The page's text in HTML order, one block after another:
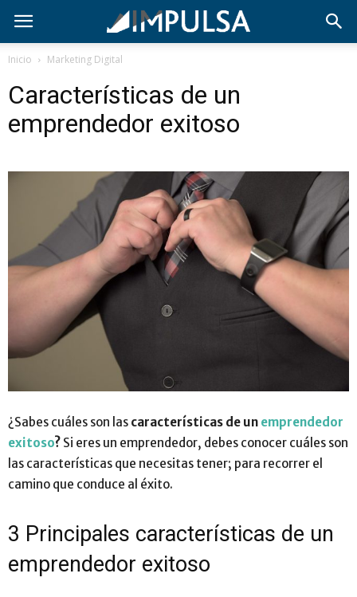
Inicio Marketing Digital
Características de un
emprendedor exitoso
¿Sabes cuáles son las características de un emprendedor
exitoso? Si eres un emprendedor, debes conocer cuáles son
las características que necesitas tener; para recorrer el
camino que conduce al éxito.
3 Principales características de un
emprendedor exitoso